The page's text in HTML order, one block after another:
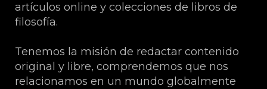
artículos online y colecciones de libros de
filosofía.
Tenemos la misión de redactar contenido
original y libre, comprendemos que nos
relacionamos en un mundo globalmente